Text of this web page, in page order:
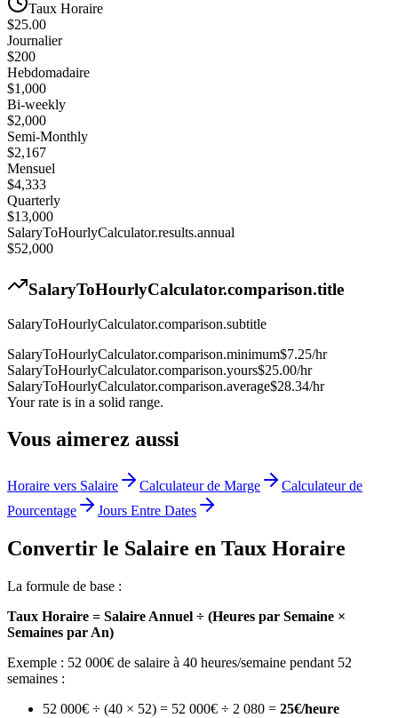
Taux Horaire
$25.00
Journalier
$200
Hebdomadaire
$1,000
Bi-weekly
$2,000
Semi-Monthly
$2,167
Mensuel
$4,333
Quarterly
$13,000
SalaryToHourlyCalculator.results.annual
$52,000
SalaryToHourlyCalculator.comparison.title
SalaryToHourlyCalculator.comparison.subtitle
SalaryToHourlyCalculator.comparison.minimum$7.25/hr
SalaryToHourlyCalculator.comparison.yours$25.00/hr
SalaryToHourlyCalculator.comparison.average$28.34/hr
Your rate is in a solid range.
Vous aimerez aussi
Horaire vers Salaire Calculateur de Marge
Calculateur de
Pourcentage
Jours Entre Dates
Convertir le Salaire en Taux Horaire
La formule de base :
Taux Horaire = Salaire Annuel ÷ (Heures par Semaine ×
Semaines par An)
Exemple : 52 000€ de salaire à 40 heures/semaine pendant 52
semaines :
52 000€ ÷ (40 × 52) = 52 000€ ÷ 2 080 = 25€/heure